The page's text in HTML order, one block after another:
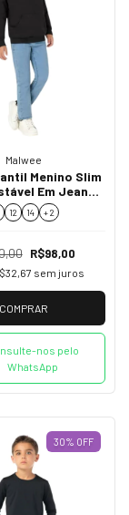
Malwee
Menino Slim
Em Jeans
Malwee Kids
126984
12 14 + 2
R$98,00
sem juros
COMPRAR
nos pelo
WhatsApp
30% OFF